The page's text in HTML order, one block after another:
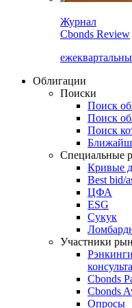
Cbonds Review
Облигации
Поиски
Поиск
Поиск
Поиск
Специальные
Кривые
Best bid/
ЦФА
ESG
Сукук
Участники